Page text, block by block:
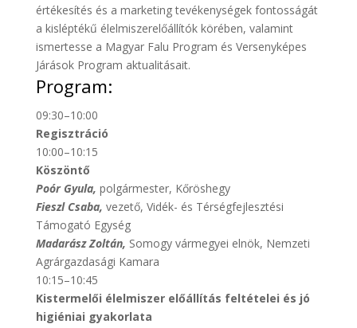
értékesítés és a marketing tevékenységek fontosságát
a kisléptékű élelmiszerelőállítók körében, valamint
ismertesse a Magyar Falu Program és Versenyképes
Járások Program aktualitásait.
Program:
09:30–10:00
Regisztráció
10:00–10:15
Köszöntő
Poór Gyula, polgármester, Kőröshegy
Fieszl Csaba, vezető, Vidék- és Térségfejlesztési
Támogató Egység
Madarász Zoltán, Somogy vármegyei elnök, Nemzeti
Agrárgazdasági Kamara
10:15–10:45
Kistermelői élelmiszer előállítás feltételei és jó
higiéniai gyakorlata